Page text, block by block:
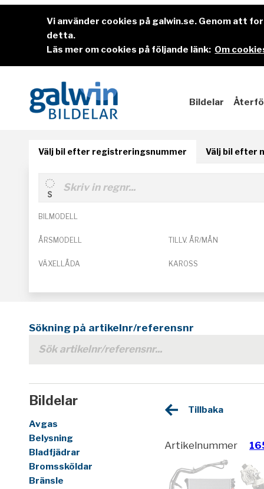
Vi använder cookies på galwin.se. Genom att
detta.
Läs mer om cookies på följande länk: Om
Bildelar
Välj bil efter registreringsnummer Välj bil efter
BILMODELL
ÅRSMODELL TILLV. ÅR/MÅN
VÄXELLÅDA KAROSS
Sökning på artikelnr/referensnr
Bildelar
Avgas
Belysning
Bladfjädrar
Bromssköldar
Bränsle
Tillbaka
Artikelnummer